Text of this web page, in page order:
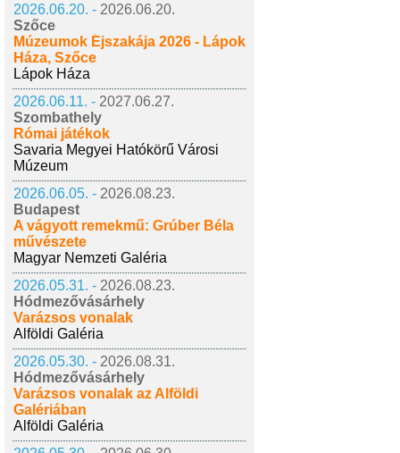
2026.06.20. - 2026.06.20.
Szőce
Múzeumok Éjszakája 2026 - Lápok
Háza, Szőce
Lápok Háza
2026.06.11. - 2027.06.27.
Szombathely
Római játékok
Savaria Megyei Hatókörű Városi
Múzeum
2026.06.05. - 2026.08.23.
Budapest
A vágyott remekmű: Grúber Béla
művészete
Magyar Nemzeti Galéria
2026.05.31. - 2026.08.23.
Hódmezővásárhely
Varázsos vonalak
Alföldi Galéria
2026.05.30. - 2026.08.31.
Hódmezővásárhely
Varázsos vonalak az Alföldi
Galériában
Alföldi Galéria